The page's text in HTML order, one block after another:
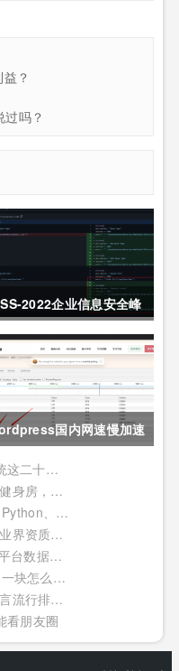
？
吗？
2022企业信息安全峰
深圳站 10月28日成功
国内网速慢加速
DDOS攻击快速CF切换
从塞班到鸿蒙 —— 手机操作系统这二十年历程
突发！商汤科技技术经理猝死在健身房，网友：996福报何时是个头
2020年11月编程语言排行：C、Python、Java
信息安全界豪华赋能大礼包，附业界资质证书备考指南！
云上贵州 | 安华金和省级政务云平台数据安全实践
29、沟通经常鸡同鸭讲，说不到一块怎么办？
快来看看，你正在使用的编程语言流行排行榜！别被时代淘汰了
看朋友圈